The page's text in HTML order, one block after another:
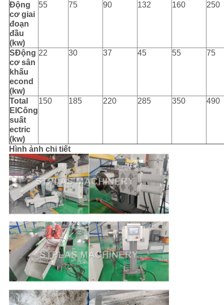
Động
cơ giai
đoạn
đầu
(kw)
55 75 90 132 160 250
SĐộng
cơ sân
khấu
econd
(kw)
22 30 37 45 55 75
Total
E Công
suất
ectric
(kw)
150 185 220 285 350 490
Hình ảnh chi tiết